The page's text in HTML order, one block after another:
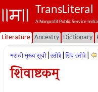
TransLiteral
A Nonprofit Public Service
Literature Ancestry Dictionary
मराठी मुख्य सूची स्तोत्रे शिव स्तोत्रे
शिवाष्टकम्